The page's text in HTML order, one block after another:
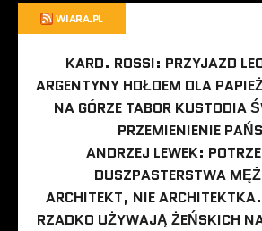
WIARA.PL
KARD. ROSSI: PRZYJAZD
ARGENTYNY HOŁDEM DLA
NA GÓRZE TABOR KUSTODIA
PRZEMIENIENIE
ANDRZEJ LEWEK:
DUSZPASTERSTWA
ARCHITEKT, NIE
RZADKO UŻYWAJĄ ŻEŃSKICH